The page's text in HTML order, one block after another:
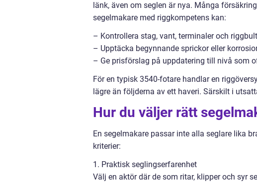
länk, även om seglen är nya. Många
segelmakare med riggkompetens kan:
– Kontrollera stag, vant, terminaler och
– Upptäcka begynnande sprickor eller
– Ge prisförslag på uppdatering till nivå som
För en typisk 3540-fotare handlar en
lägre än följderna av ett haveri. Särskilt i
Hur du väljer rätt
En segelmakare passar inte alla seglare lika
kriterier:
1. Praktisk seglingserfarenhet
Välj en aktör där de som ritar, klipper och syr